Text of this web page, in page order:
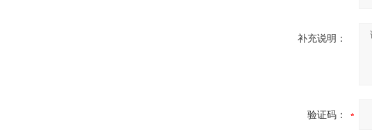
补充说明：
验证码：